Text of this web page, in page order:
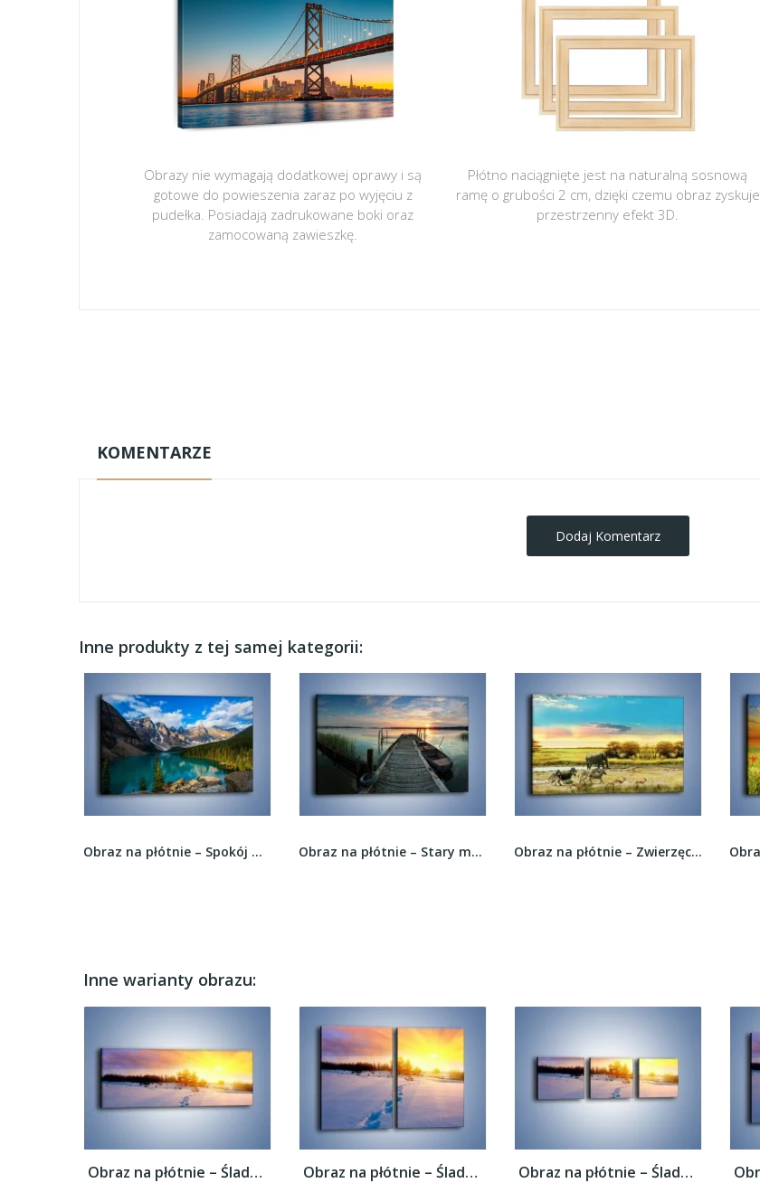
Obrazy nie wymagają dodatkowej oprawy i są
gotowe do powieszenia zaraz po wyjęciu z
pudełka. Posiadają zadrukowane boki oraz
zamocowaną zawieszkę.
Płótno naciągnięte jest na naturalną sosnową
ramę o grubości 2 cm, dzięki czemu obraz zyskuje
przestrzenny efekt 3D.
KOMENTARZE
Dodaj Komentarz
Inne produkty z tej samej kategorii:
Obraz na płótnie – Spokój w górach –... Obraz na płótnie – Stary most i łódź –... Obraz na płótnie – Zwierzęcy spacer po sawannie...
Inne warianty obrazu:
Obraz na płótnie – Ślady na śnieżnym puchu... Obraz na płótnie – Ślady na śnieżnym puchu... Obraz na płótnie – Ślady na śnieżnym puchu...